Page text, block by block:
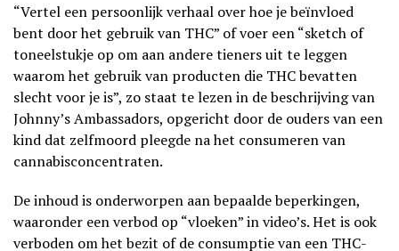
“Vertel een persoonlijk verhaal over hoe je beïnvloed
bent door het gebruik van THC” of voer een “sketch of
toneelstukje op om aan andere tieners uit te leggen
waarom het gebruik van producten die THC bevatten
slecht voor je is”, zo staat te lezen in de beschrijving van
Johnny’s Ambassadors, opgericht door de ouders van een
kind dat zelfmoord pleegde na het consumeren van
cannabisconcentraten.
De inhoud is onderworpen aan bepaalde beperkingen,
waaronder een verbod op “vloeken” in video’s. Het is ook
verboden om het bezit of de consumptie van een THC-